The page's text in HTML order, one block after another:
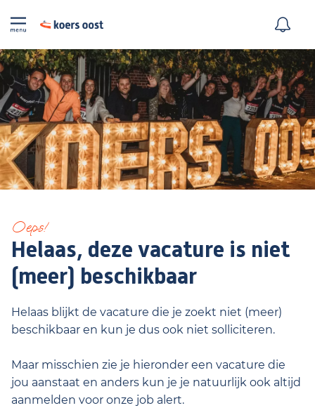
Oeps!
Helaas, deze vacature is niet
(meer) beschikbaar
Helaas blijkt de vacature die je zoekt niet (meer)
beschikbaar en kun je dus ook niet solliciteren.
Maar misschien zie je hieronder een vacature die
jou aanstaat en anders kun je je natuurlijk ook altijd
aanmelden voor onze job alert.